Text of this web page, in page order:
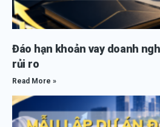
Đáo hạn khoản vay doanh
rủi ro
Read More »